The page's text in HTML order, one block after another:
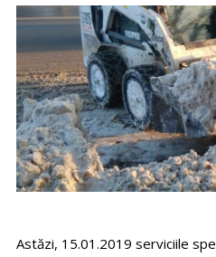
Astăzi, 15.01.2019 serviciile